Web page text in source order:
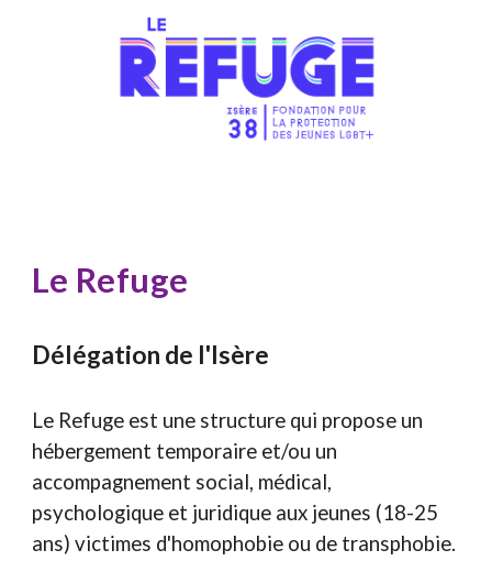
Le Refuge
Délégation de l'Isère
Le Refuge est une structure qui propose un
hébergement temporaire et/ou un
accompagnement social, médical,
psychologique et juridique aux jeunes (18-25
ans) victimes d'homophobie ou de transphobie.